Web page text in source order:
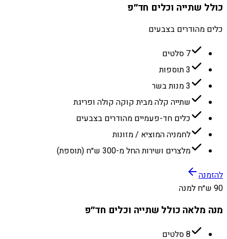
כולל שתייה וכלים חד״פ
כלים מהודרים בצבעים
7 סלטים
3 תוספות
3 מנות בשר
שתייה קלה מבית קוקה קולה ופריגת
כלים חד-פעמיים מהודרים בצבעים
לחמניה המוציא / מזונות
מלצרים ושירות החל מ-300 ש״ח (תוספת)
להזמנה
90 ש״ח למנה
מנה מלאה כולל שתייה וכלים חד״פ
8 סלטים